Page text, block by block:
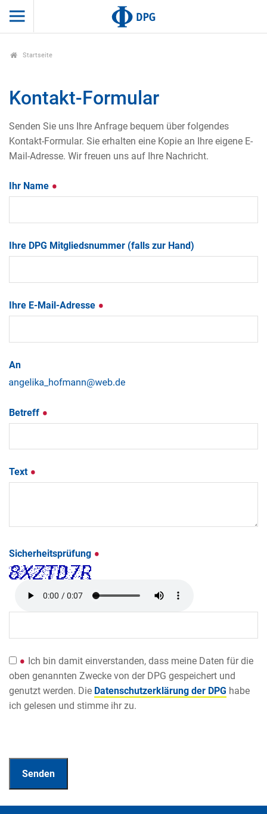
Startseite
Kontakt-Formular
Senden Sie uns Ihre Anfrage bequem über folgendes
Kontakt-Formular. Sie erhalten eine Kopie an Ihre eigene E-
Mail-Adresse. Wir freuen uns auf Ihre Nachricht.
Ihr Name
Ihre DPG Mitgliedsnummer (falls zur Hand)
Ihre E-Mail-Adresse
An
Betreff
Text
Sicherheitsprüfung
Ich bin damit einverstanden, dass meine Daten für die
oben genannten Zwecke von der DPG gespeichert und
genutzt werden. Die Datenschutzerklärung der DPG habe
ich gelesen und stimme ihr zu.